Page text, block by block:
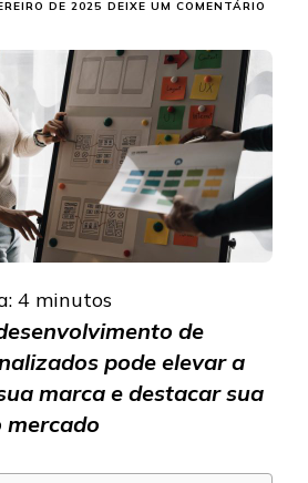
DE 2025 DEIXE UM COMENTÁRIO
SUA
UM
4 minutos
de
pode elevar a
marca e destacar sua
mercado